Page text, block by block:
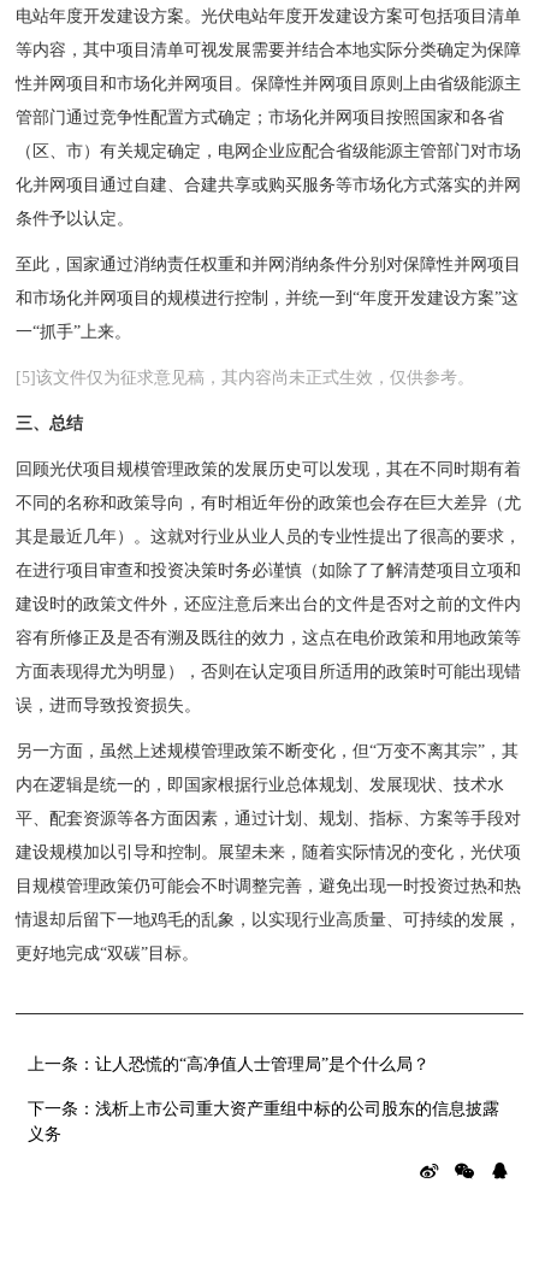
电站年度开发建设方案。光伏电站年度开发建设方案可包括项目清单
等内容，其中项目清单可视发展需要并结合本地实际分类确定为保障
性并网项目和市场化并网项目。保障性并网项目原则上由省级能源主
管部门通过竞争性配置方式确定；市场化并网项目按照国家和各省
（区、市）有关规定确定，电网企业应配合省级能源主管部门对市场
化并网项目通过自建、合建共享或购买服务等市场化方式落实的并网
条件予以认定。
至此，国家通过消纳责任权重和并网消纳条件分别对保障性并网项目
和市场化并网项目的规模进行控制，并统一到“年度开发建设方案”这
一“抓手”上来。
[5]该文件仅为征求意见稿，其内容尚未正式生效，仅供参考。
三、总结
回顾光伏项目规模管理政策的发展历史可以发现，其在不同时期有着
不同的名称和政策导向，有时相近年份的政策也会存在巨大差异（尤
其是最近几年）。这就对行业从业人员的专业性提出了很高的要求，
在进行项目审查和投资决策时务必谨慎（如除了了解清楚项目立项和
建设时的政策文件外，还应注意后来出台的文件是否对之前的文件内
容有所修正及是否有溯及既往的效力，这点在电价政策和用地政策等
方面表现得尤为明显），否则在认定项目所适用的政策时可能出现错
误，进而导致投资损失。
另一方面，虽然上述规模管理政策不断变化，但“万变不离其宗”，其
内在逻辑是统一的，即国家根据行业总体规划、发展现状、技术水
平、配套资源等各方面因素，通过计划、规划、指标、方案等手段对
建设规模加以引导和控制。展望未来，随着实际情况的变化，光伏项
目规模管理政策仍可能会不时调整完善，避免出现一时投资过热和热
情退却后留下一地鸡毛的乱象，以实现行业高质量、可持续的发展，
更好地完成“双碳”目标。
上一条：让人恐慌的“高净值人士管理局”是个什么局？
下一条：浅析上市公司重大资产重组中标的公司股东的信息披露
义务